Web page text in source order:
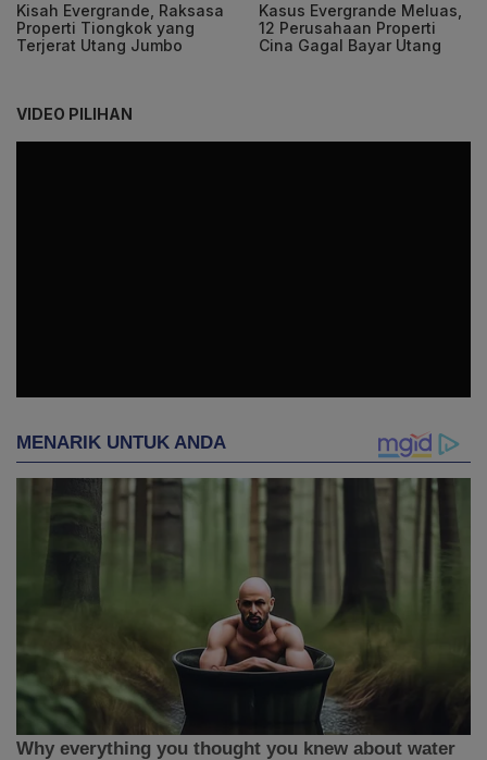
Kisah Evergrande, Raksasa
Properti Tiongkok yang
Terjerat Utang Jumbo
Kasus Evergrande Meluas,
12 Perusahaan Properti
Cina Gagal Bayar Utang
VIDEO PILIHAN